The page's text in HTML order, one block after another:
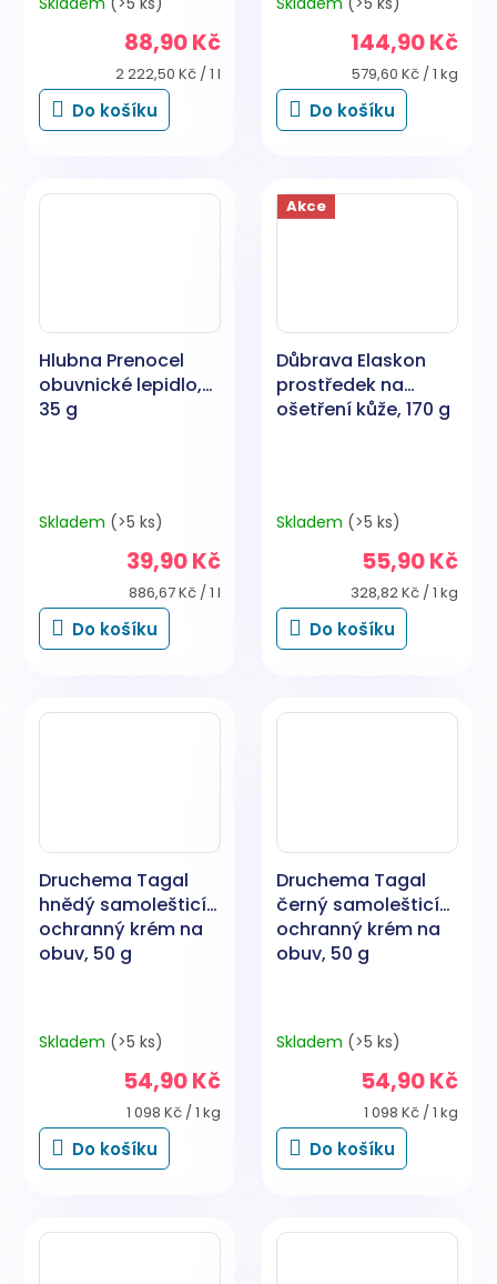
88,90 Kč
Měrná
cena:
2 222,50 Kč / 1 l
Do košíku
144,90 Kč
Měrná
cena:
579,60 Kč / 1 kg
Do košíku
Hlubna Prenocel
obuvnické lepidlo,
35 g
Skladem (>5 ks)
39,90 Kč
Měrná
cena:
886,67 Kč / 1 l
Do košíku
Akce
Důbrava Elaskon
prostředek na
ošetření kůže, 170 g
Skladem (>5 ks)
55,90 Kč
Měrná
cena:
328,82 Kč / 1 kg
Do košíku
Druchema Tagal
hnědý samolešticí
ochranný krém na
obuv, 50 g
Skladem (>5 ks)
54,90 Kč
Měrná
cena:
1 098 Kč / 1 kg
Do košíku
Druchema Tagal
černý samolešticí
ochranný krém na
obuv, 50 g
Skladem (>5 ks)
54,90 Kč
Měrná
cena:
1 098 Kč / 1 kg
Do košíku